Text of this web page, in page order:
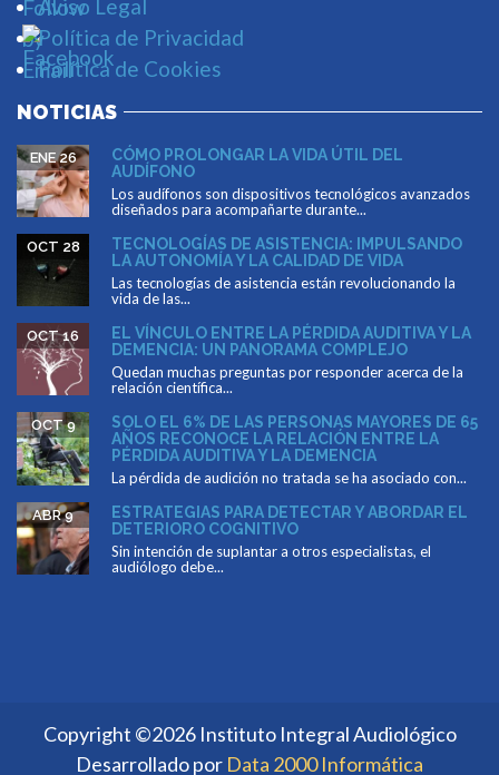
Aviso Legal
Política de Privacidad
Política de Cookies
NOTICIAS
CÓMO PROLONGAR LA VIDA ÚTIL DEL
AUDÍFONO
ENE 26
Los audífonos son dispositivos tecnológicos avanzados
diseñados para acompañarte durante...
TECNOLOGÍAS DE ASISTENCIA: IMPULSANDO
LA AUTONOMÍA Y LA CALIDAD DE VIDA
OCT 28
Las tecnologías de asistencia están revolucionando la
vida de las...
EL VÍNCULO ENTRE LA PÉRDIDA AUDITIVA Y LA
DEMENCIA: UN PANORAMA COMPLEJO
OCT 16
Quedan muchas preguntas por responder acerca de la
relación científica...
SOLO EL 6% DE LAS PERSONAS MAYORES DE 65
AÑOS RECONOCE LA RELACIÓN ENTRE LA
PÉRDIDA AUDITIVA Y LA DEMENCIA
OCT 9
La pérdida de audición no tratada se ha asociado con...
ESTRATEGIAS PARA DETECTAR Y ABORDAR EL
DETERIORO COGNITIVO
ABR 9
Sin intención de suplantar a otros especialistas, el
audiólogo debe...
Copyright ©2026 Instituto Integral Audiológico
Desarrollado por Data 2000 Informática